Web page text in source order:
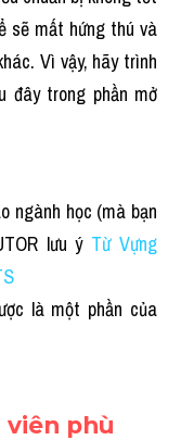
sẽ mất hứng thú và
Vì vậy, hãy trình
đây trong phần mở
ngành học (mà bạn
lưu ý Từ Vựng
là một phần của
viên phù